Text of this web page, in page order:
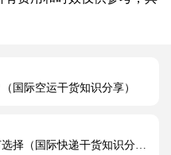
国际空运干货知识分享）
国际空运直达与中转航班，该如何选择（国际快递干货知识分享）